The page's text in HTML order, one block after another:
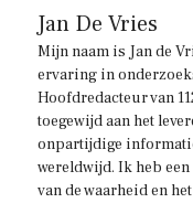
Jan De Vries
Mijn naam is Jan de
ervaring in
Hoofdredacteur van
toegewijd aan het
onpartijdige
wereldwijd. Ik heb
van de waarheid en